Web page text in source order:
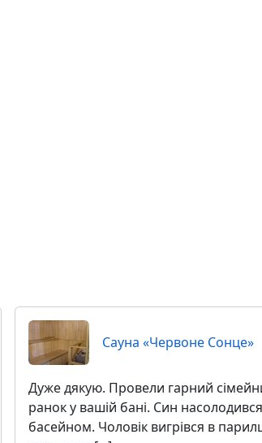
Сауна «Червоне Сонце»
Дуже дякую. Провели гарний
ранок у вашій бані. Син насолодився
басейном. Чоловік вигрівся в